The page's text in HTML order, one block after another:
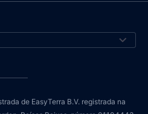
de EasyTerra B.V. registrada na